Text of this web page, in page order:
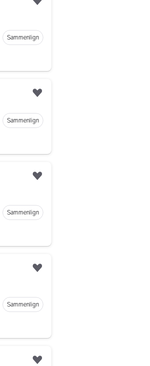
Sammenlign
Sammenlign
Sammenlign
Sammenlign